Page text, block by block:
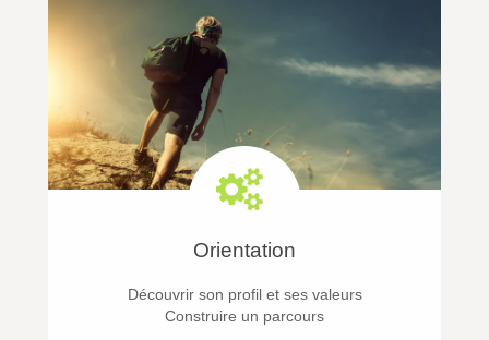
Orientation
Découvrir son profil et ses valeurs
Construire un parcours